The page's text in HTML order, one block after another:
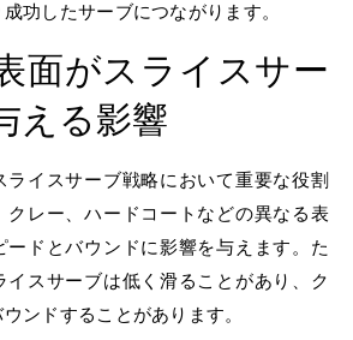
功したサーブにつながります。
面がスライスサー
える影響
ライスサーブ戦略において重要な役割
クレー、ハードコートなどの異なる表
ードとバウンドに影響を与えます。た
イスサーブは低く滑ることがあり、ク
ンドすることがあります。